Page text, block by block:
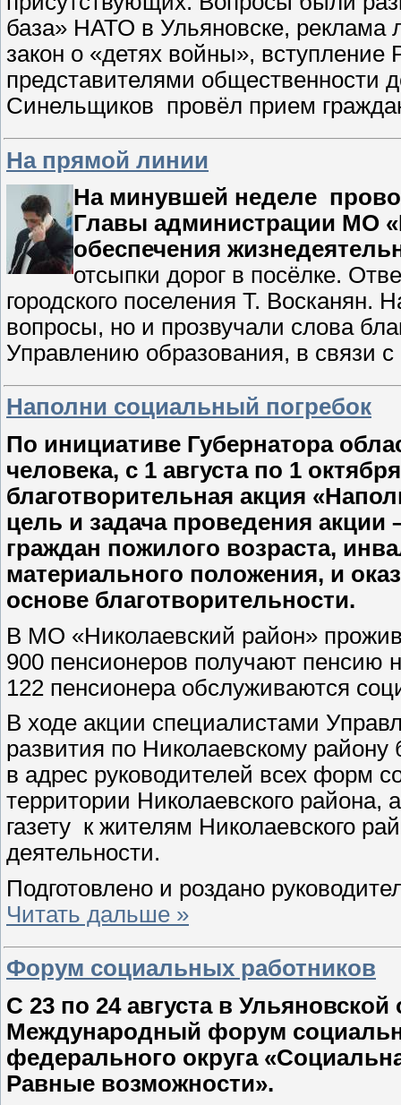
база» НАТО в Ульяновске, реклама
закон о «детях войны»,
представителями общественности
Синельщиков провёл прием
На прямой линии
На минувшей неделе
Главы администрации МО
обеспечения
отсыпки дорог в посёлке.
городского поселения Т. Восканян.
вопросы, но и прозвучали слова
Управлению образования, в связи
Наполни социальный погребок
По инициативе Губернатора
человека, с 1 августа по 1
благотворительная акция
цель и задача проведения
граждан пожилого возраста,
материального положения, и
основе благотворительности.
В МО «Николаевский район»
900 пенсионеров получают
122 пенсионера обслуживаются
В ходе акции специалистами
развития по Николаевскому
в адрес руководителей всех форм
территории Николаевского
газету к жителям Николаевского
деятельности.
Подготовлено и роздано
Читать дальше »
Форум социальных работников
С 23 по 24 августа в
Международный форум
федерального округа
Равные возможности».